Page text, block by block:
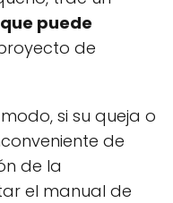
puede
de
si su queja o
de
de la
el manual de